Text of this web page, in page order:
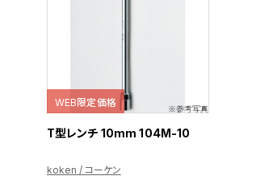
WEB限定価格
T型レンチ 10mm 104M-10
koken / コーケン